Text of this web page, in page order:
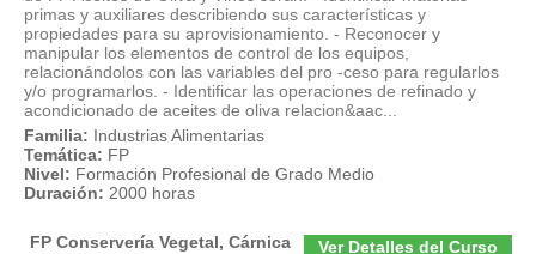
primas y auxiliares describiendo sus características y
propiedades para su aprovisionamiento. - Reconocer y
manipular los elementos de control de los equipos,
relacionándolos con las variables del pro -ceso para regularlos
y/o programarlos. - Identificar las operaciones de refinado y
acondicionado de aceites de oliva relacion&aac...
Familia: Industrias Alimentarias
Temática: FP
Nivel: Formación Profesional de Grado Medio
Duración: 2000 horas
Ver Detalles del Curso
FP Conservería Vegetal, Cárnica